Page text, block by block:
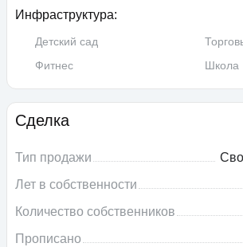
Инфраструктура:
Детский сад
Фитнес
Школа
Сделка
Тип продажи
Лет в собственности
Количество собственников
Прописано